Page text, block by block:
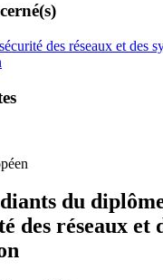
des réseaux et des
du
des réseaux et